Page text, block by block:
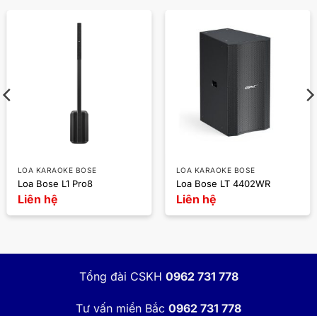
LOA KARAOKE BOSE
Loa Bose L1 Pro8
Liên hệ
LOA KARAOKE BOSE
Loa Bose LT 4402WR
Liên hệ
Tổng đài CSKH 0962 731 778
Tư vấn miền Bắc 0962 731 778